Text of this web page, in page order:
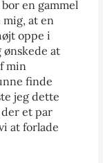
en gammel
at en
oppe i
ønskede at
min
finde
jeg dette
et par
at forlade